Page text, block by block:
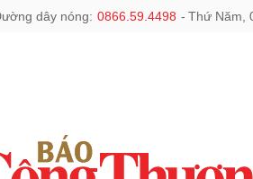
dây nóng: 0866.59.4498 - Thứ Năm,